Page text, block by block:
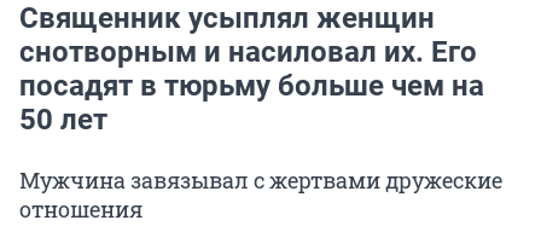
Священник усыплял женщин
снотворным и насиловал их. Его
посадят в тюрьму больше чем на
50 лет
Мужчина завязывал с жертвами дружеские
отношения